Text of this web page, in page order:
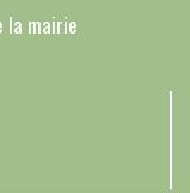
la mairie